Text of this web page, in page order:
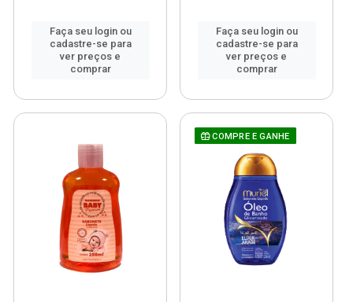
Faça seu login ou
cadastre-se para
ver preços e
comprar
Faça seu login ou
cadastre-se para
ver preços e
comprar
COMPRE E GANHE